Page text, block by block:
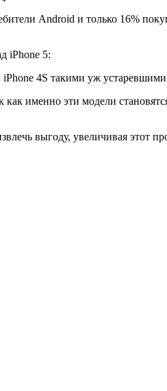
Android и только 16%
iPhone 5:
4S такими уж
именно эти модели
выгоду, увеличивая этот